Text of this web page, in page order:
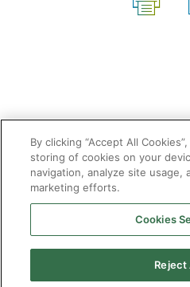
By clicking “Accept All
storing of cookies on your
navigation, analyze site usage,
marketing efforts.
Cookies
Reject